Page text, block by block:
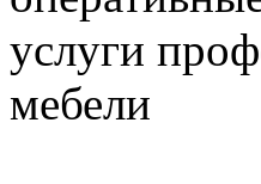
услуги
мебели